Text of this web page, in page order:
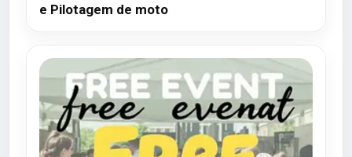
e Pilotagem de moto